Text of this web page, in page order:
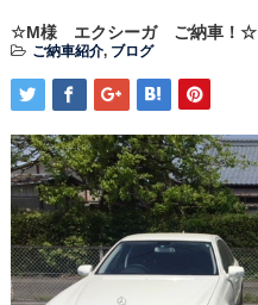
☆M様 エクシーガ ご納車！☆
ご納車紹介, ブログ